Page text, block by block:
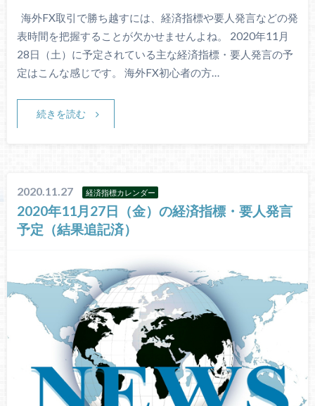
海外FX取引で勝ち越すには、経済指標や要人発言などの発
表時間を把握することが欠かせませんよね。 2020年11月
28日（土）に予定されている主な経済指標・要人発言の予
定はこんな感じです。 海外FX初心者の方…
続きを読む
2020.11.27 経済指標カレンダー
2020年11月27日（金）の経済指標・要人発言
予定（結果追記済）